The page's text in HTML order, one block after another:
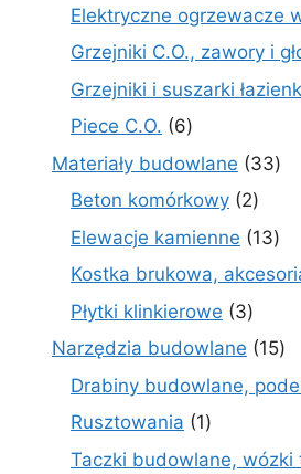
Elektryczne ogrzewacze
Grzejniki C.O., zawory i
Grzejniki i suszarki
Piece C.O. 66
produktów
Materiały budowlane 3333
Beton komórkowy 22
Elewacje kamienne 1313
Kostka brukowa,
Płytki klinkierowe 33
Narzędzia budowlane 1515
Drabiny budowlane,
Rusztowania 11
produkt
Taczki budowlane, wózki